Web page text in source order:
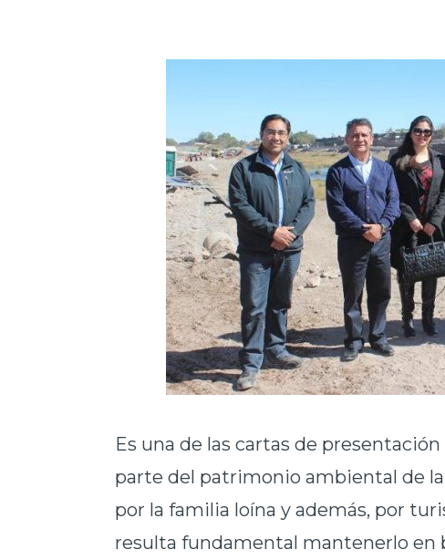
Es una de las cartas de
parte del patrimonio ambiental de
por la familia loína y además, por
resulta fundamental mantenerlo en